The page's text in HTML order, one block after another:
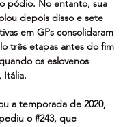
pódio. No entanto, sua
depois disso e sete
em GPs consolidaram
três etapas antes do fim
os eslovenos
Itália.
a temporada de 2020,
o #243, que